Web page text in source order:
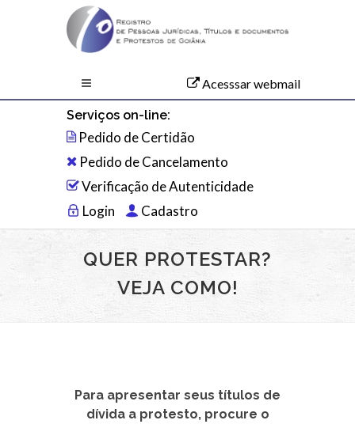
Acesssar webmail
Serviços on-line:
Pedido de Certidão
Pedido de Cancelamento
Verificação de Autenticidade
Login
Cadastro
QUER PROTESTAR?
VEJA COMO!
Para apresentar seus títulos de
dívida a protesto, procure o